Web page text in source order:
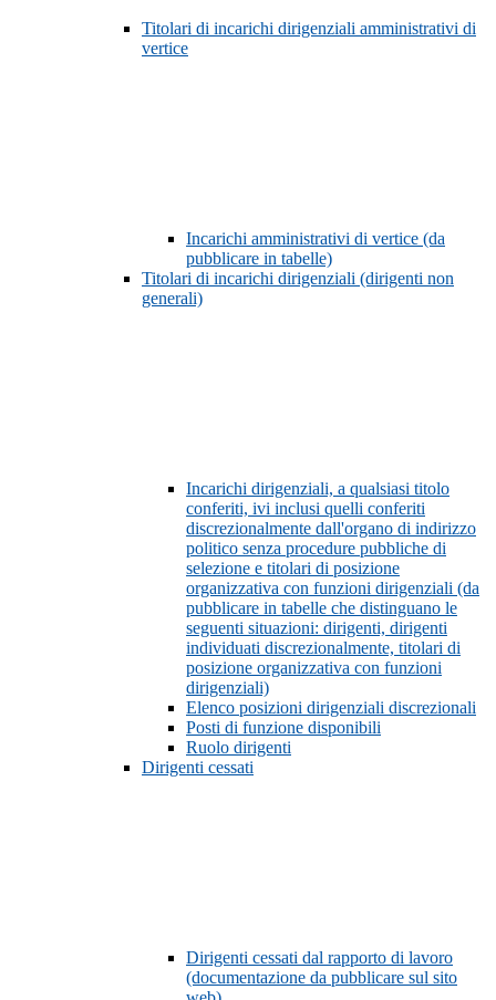
Titolari di incarichi dirigenziali amministrativi di
vertice
Incarichi amministrativi di vertice (da
pubblicare in tabelle)
Titolari di incarichi dirigenziali (dirigenti non
generali)
Incarichi dirigenziali, a qualsiasi titolo
conferiti, ivi inclusi quelli conferiti
discrezionalmente dall'organo di indirizzo
politico senza procedure pubbliche di
selezione e titolari di posizione
organizzativa con funzioni dirigenziali (da
pubblicare in tabelle che distinguano le
seguenti situazioni: dirigenti, dirigenti
individuati discrezionalmente, titolari di
posizione organizzativa con funzioni
dirigenziali)
Elenco posizioni dirigenziali discrezionali
Posti di funzione disponibili
Ruolo dirigenti
Dirigenti cessati
Dirigenti cessati dal rapporto di lavoro
(documentazione da pubblicare sul sito